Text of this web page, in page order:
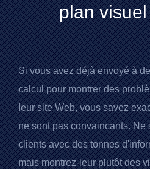
plan
Si vous avez déjà envoyé à
calcul pour montrer des
leur site Web, vous savez
ne sont pas convaincants. Ne
clients avec des tonnes
mais montrez-leur plutôt des